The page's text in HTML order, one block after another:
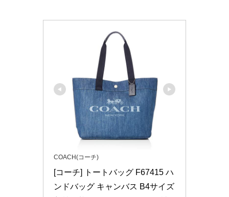
COACH(コーチ)
[コーチ] トートバッグ F67415 ハ
ンドバッグ キャンバス B4サイズ